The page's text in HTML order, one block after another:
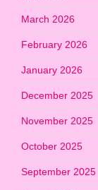
March 2026
February 2026
January 2026
December 2025
November 2025
October 2025
September 2025